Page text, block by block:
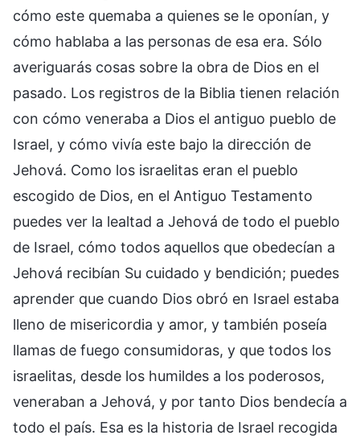
cómo este quemaba a quienes se le oponían, y
cómo hablaba a las personas de esa era. Sólo
averiguarás cosas sobre la obra de Dios en el
pasado. Los registros de la Biblia tienen relación
con cómo veneraba a Dios el antiguo pueblo de
Israel, y cómo vivía este bajo la dirección de
Jehová. Como los israelitas eran el pueblo
escogido de Dios, en el Antiguo Testamento
puedes ver la lealtad a Jehová de todo el pueblo
de Israel, cómo todos aquellos que obedecían a
Jehová recibían Su cuidado y bendición; puedes
aprender que cuando Dios obró en Israel estaba
lleno de misericordia y amor, y también poseía
llamas de fuego consumidoras, y que todos los
israelitas, desde los humildes a los poderosos,
veneraban a Jehová, y por tanto Dios bendecía a
todo el país. Esa es la historia de Israel recogida